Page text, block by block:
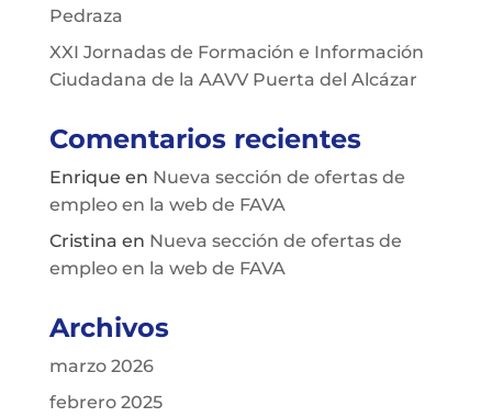
Pedraza
XXI Jornadas de Formación e Información
Ciudadana de la AAVV Puerta del Alcázar
Comentarios recientes
Enrique en Nueva sección de ofertas de
empleo en la web de FAVA
Cristina en Nueva sección de ofertas de
empleo en la web de FAVA
Archivos
marzo 2026
febrero 2025